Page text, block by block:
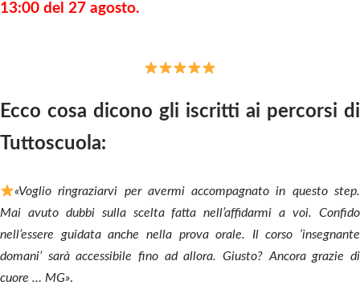
13:00 del 27 agosto.
Ecco cosa dicono gli iscritti ai percorsi di
Tuttoscuola:
«Voglio ringraziarvi per avermi accompagnato in questo step.
Mai avuto dubbi sulla scelta fatta nell’affidarmi a voi. Confido
nell’essere guidata anche nella prova orale. Il corso ‘insegnante
domani’ sarà accessibile fino ad allora. Giusto? Ancora grazie di
cuore … MG».